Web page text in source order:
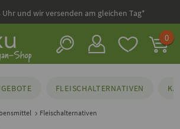
Uhr und wir versenden am gleichen Tag*
0
FLEISCHALTERNATIVEN
Fleischalternativen